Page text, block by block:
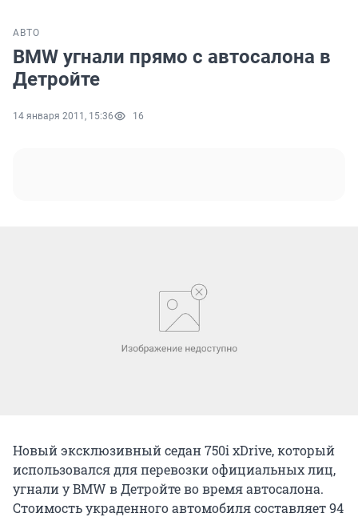
АВТО
BMW угнали прямо с автосалона в
Детройте
14 января 2011, 15:36 16
Новый эксклюзивный седан 750i xDrive, который
использовался для перевозки официальных лиц,
угнали у BMW в Детройте во время автосалона.
Стоимость украденного автомобиля составляет 94